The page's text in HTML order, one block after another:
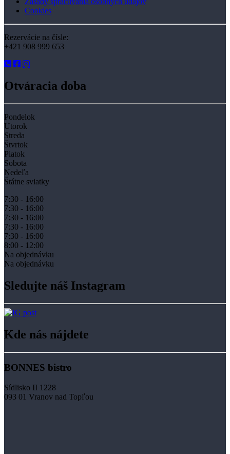
Cookies
Rezervácie na čísle:
+421 908 999 653
Otváracia doba
Pondelok
Utorok
Streda
Štvrtok
Piatok
Sobota
Nedeľa
Štátne sviatky
7:30 - 16:00
7:30 - 16:00
7:30 - 16:00
7:30 - 16:00
7:30 - 16:00
8:00 - 12:00
Na objednávku
Na objednávku
Sledujte náš Instagram
Kde nás nájdete
BONNES bistro
Sídlisko II 1228
093 01 Vranov nad Topľou